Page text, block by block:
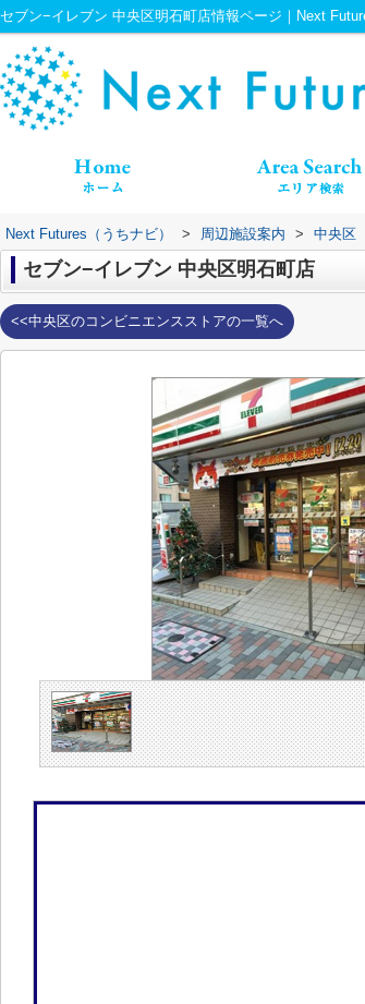
セブン−イレブン 中央区明石町店情報ページ｜Next
Next Futures（うちナビ） > 周辺施設案内 > 中央区
セブン−イレブン 中央区明石町店
<<中央区のコンビニエンスストアの一覧へ